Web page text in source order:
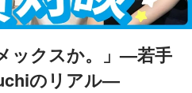
ックスか。」—若手
のリアル—